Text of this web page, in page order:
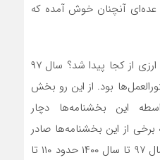
عده‌ای آنچنان خوش آمده که
اما سر و کله مشکلات تعهدات ارزی از کجا پیدا شد؟ سال ۹۷
بود. از این رو بخش
این بخشنامه‌ها دچار
از این بخشنامه‌ها صادر
و پس از آن حذف شدند. از سال ۹۷ تا سال ۱۴۰۰ حدود ۱۱۰ تا‌